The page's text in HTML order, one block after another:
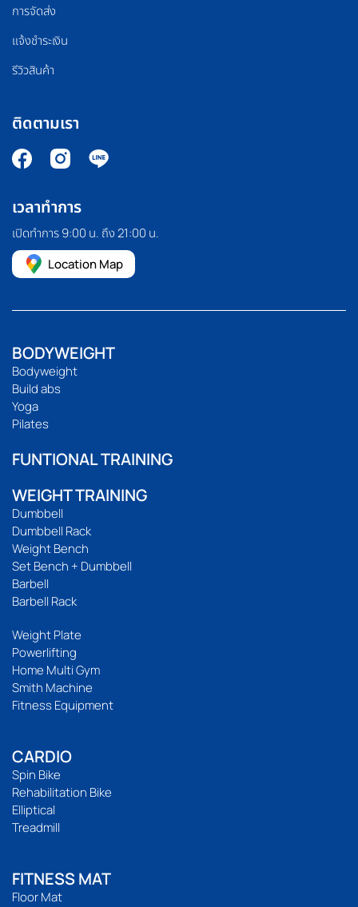
การจัดส่ง
แจ้งชำระเงิน
รีวิวสินค้า
ติดตามเรา
เวลาทำการ
เปิดทำการ 9:00 น. ถึง 21:00 น.
Location Map
BODYWEIGHT
Bodyweight
Build abs
Yoga
Pilates
FUNTIONAL TRAINING
WEIGHT TRAINING
Dumbbell
Dumbbell Rack
Weight Bench
Set Bench + Dumbbell
Barbell
Barbell Rack
Weight Plate
Powerlifting
Home Multi Gym
Smith Machine
Fitness Equipment
CARDIO
Spin Bike
Rehabilitation Bike
Elliptical
Treadmill
FITNESS MAT
Floor Mat